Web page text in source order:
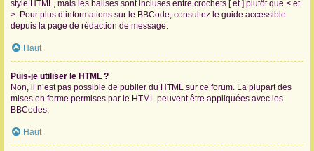
style HTML, mais les balises sont incluses entre crochets [ et ] plutôt que < et
>. Pour plus d’informations sur le BBCode, consultez le guide accessible
depuis la page de rédaction de message.
Haut
Puis-je utiliser le HTML ?
Non, il n’est pas possible de publier du HTML sur ce forum. La plupart des
mises en forme permises par le HTML peuvent être appliquées avec les
BBCodes.
Haut